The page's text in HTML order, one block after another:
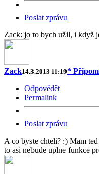
Poslat zprávu
Zack: jo to bych užil, i když
Zack14.3.2013 11:19*
Odpovědět
Permalink
Poslat zprávu
A co byste chteli? :) Mam
to asi nebude uplne funkce